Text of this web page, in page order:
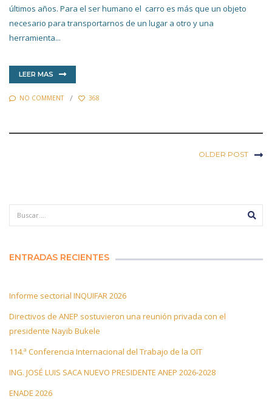
últimos años. Para el ser humano el carro es más que un objeto
necesario para transportarnos de un lugar a otro y una
herramienta...
LEER MAS
NO COMMENT 368
OLDER POST
ENTRADAS RECIENTES
Informe sectorial INQUIFAR 2026
Directivos de ANEP sostuvieron una reunión privada con el
presidente Nayib Bukele
114.ª Conferencia Internacional del Trabajo de la OIT
ING. JOSÉ LUIS SACA NUEVO PRESIDENTE ANEP 2026-2028
ENADE 2026